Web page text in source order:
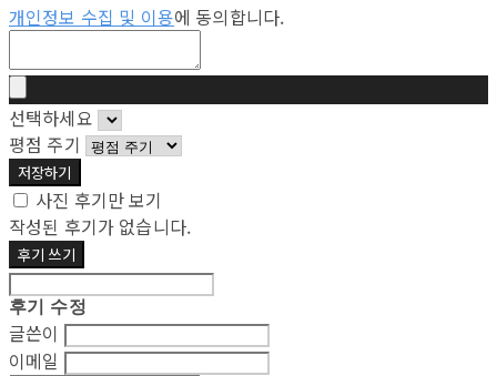
개인정보 수집 및 이용에 동의합니다.
선택하세요
평점 주기
저장하기
사진 후기만 보기
작성된 후기가 없습니다.
후기 쓰기
후기 수정
글쓴이
이메일